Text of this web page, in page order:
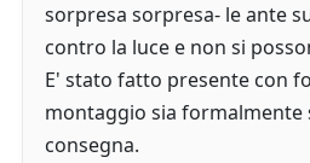
sorpresa sorpresa- le ante
contro la luce e non si
E' stato fatto presente con
montaggio sia formalmente
consegna.